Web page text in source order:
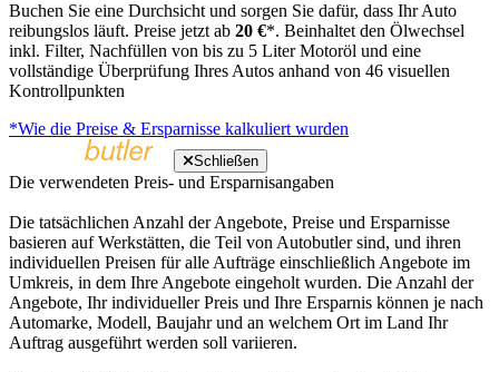
Buchen Sie eine Durchsicht und sorgen Sie dafür, dass Ihr Auto
reibungslos läuft. Preise jetzt ab 20 €*. Beinhaltet den Ölwechsel
inkl. Filter, Nachfüllen von bis zu 5 Liter Motoröl und eine
vollständige Überprüfung Ihres Autos anhand von 46 visuellen
Kontrollpunkten
*Wie die Preise & Ersparnisse kalkuliert wurden
Schließen
Die verwendeten Preis- und Ersparnisangaben
Die tatsächlichen Anzahl der Angebote, Preise und Ersparnisse
basieren auf Werkstätten, die Teil von Autobutler sind, und ihren
individuellen Preisen für alle Aufträge einschließlich Angebote im
Umkreis, in dem Ihre Angebote eingeholt wurden. Die Anzahl der
Angebote, Ihr individueller Preis und Ihre Ersparnis können je nach
Automarke, Modell, Baujahr und an welchem Ort im Land Ihr
Auftrag ausgeführt werden soll variieren.